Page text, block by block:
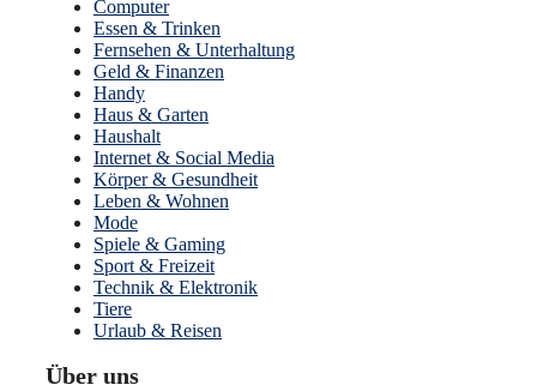
Computer
Essen & Trinken
Fernsehen & Unterhaltung
Geld & Finanzen
Handy
Haus & Garten
Haushalt
Internet & Social Media
Körper & Gesundheit
Leben & Wohnen
Mode
Spiele & Gaming
Sport & Freizeit
Technik & Elektronik
Tiere
Urlaub & Reisen
Über uns